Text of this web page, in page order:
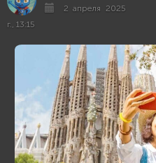
2 апреля 2025
г., 13:15